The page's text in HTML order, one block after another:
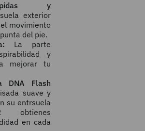
y
exterior
movimiento
del pie.
La parte
y
mejorar tu
DNA Flash
suave y
su entrsuela
en cada